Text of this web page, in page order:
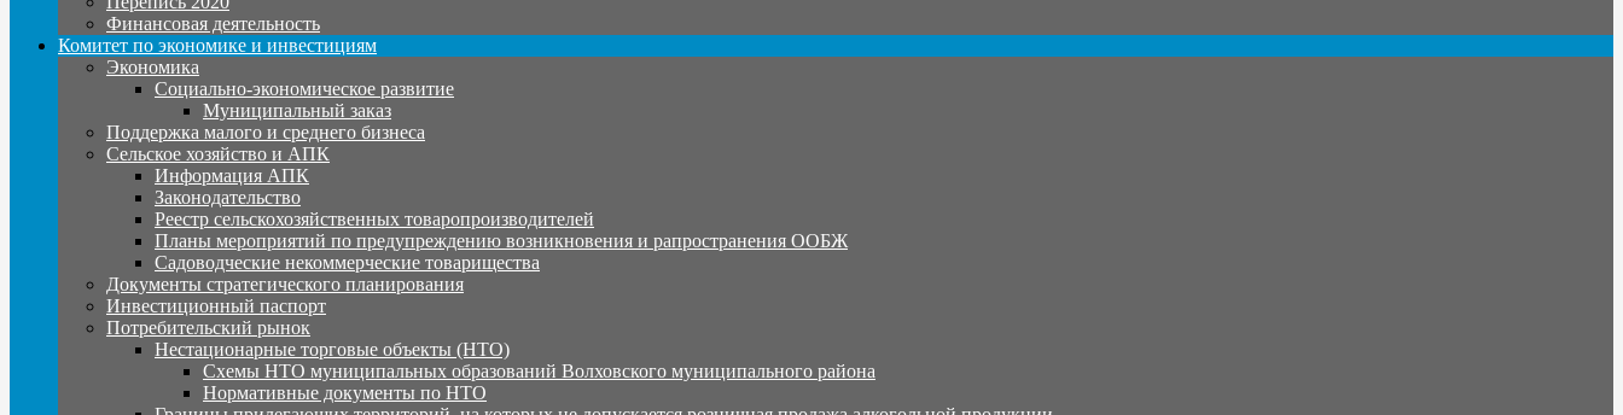
Финансовая деятельность
Комитет по экономике и инвестициям
Экономика
Социально-экономическое развитие
Муниципальный заказ
Поддержка малого и среднего бизнеса
Сельское хозяйство и АПК
Информация АПК
Законодательство
Реестр сельскохозяйственных товаропроизводителей
Планы мероприятий по предупреждению возникновения и рапространения ООБЖ
Садоводческие некоммерческие товарищества
Документы стратегического планирования
Инвестиционный паспорт
Потребительский рынок
Нестационарные торговые объекты (НТО)
Схемы НТО муниципальных образований Волховского муниципального района
Нормативные документы по НТО